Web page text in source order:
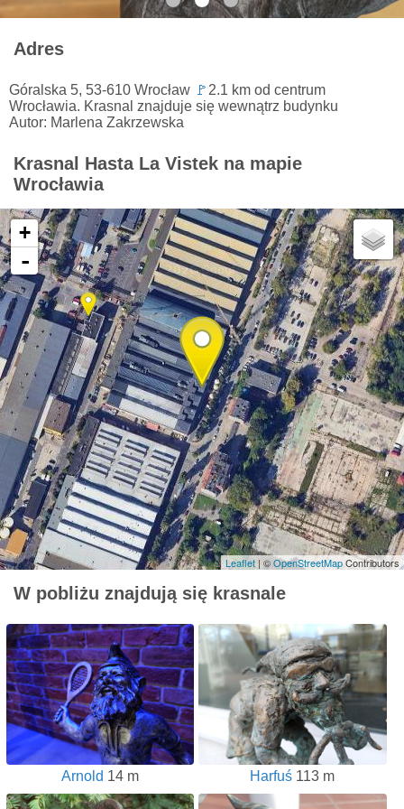
Adres
Góralska 5, 53-610 Wrocław 🚩 2.1 km od centrum
Wrocławia. Krasnal znajduje się wewnątrz budynku
Autor: Marlena Zakrzewska
Krasnal Hasta La Vistek na mapie
Wrocławia
+
-
Leaflet | ©OpenStreetMapContributors
W pobliżu znajdują się krasnale
Arnold 14 m Harfuś 113 m